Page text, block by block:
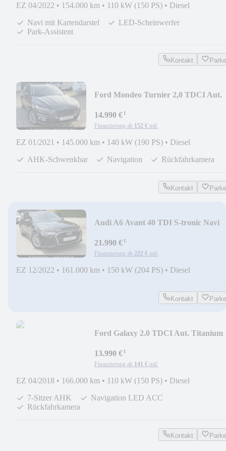
EZ 04/2022 • 154.000 km • 110 kW (150 PS) • Diesel
Navi mit Kartendarstel
LED-Scheinwerfer
Park-Assistent
Kontakt
Ford Mondeo Turnier 2,0 TDCI Aut.
14.990 €¹
Finanzierung ab 152 € mtl.
EZ 01/2021 • 145.000 km • 140 kW (190 PS) • Diesel
AHK-Schwenkbar
Navigation Rückfahrkamera
Kontakt
Audi A6 Avant 40 TDI S-tronic Navi
21.990 €¹
Finanzierung ab 222 € mtl.
EZ 12/2022 • 161.000 km • 150 kW (204 PS) • Diesel
Kontakt
Ford Galaxy 2.0 TDCI Aut. Titanium
13.990 €¹
Finanzierung ab 141 € mtl.
EZ 04/2018 • 166.000 km • 110 kW (150 PS) • Diesel
7-Sitzer AHK
Navigation LED ACC
Rückfahrkamera
Kontakt